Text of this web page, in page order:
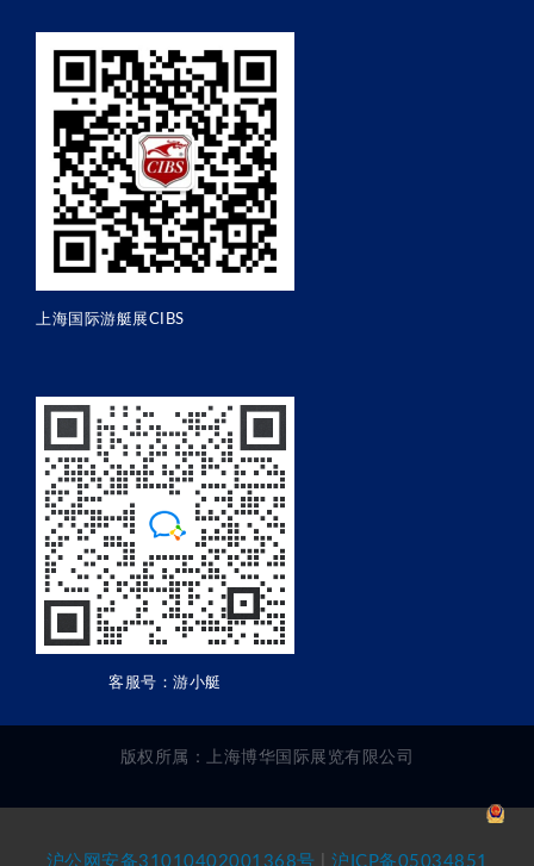
上海国际游艇展CIBS
客服号：游小艇
版权所属：上海博华国际展览有限公司
沪公网安备31010402001368号 沪ICP备05034851